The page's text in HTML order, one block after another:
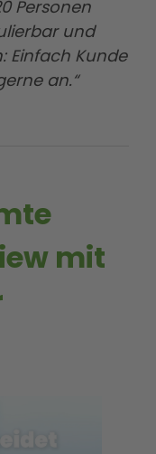
Personen
und
Einfach Kunde
an.“
mit